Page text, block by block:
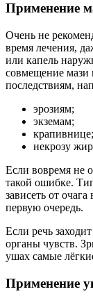
Применение
Очень не
время лечения,
или капель
совмещение мази
последствиям,
эрозиям;
экземам;
крапивнице;
некрозу
Если вовремя не
такой ошибке.
зависеть от
первую очередь.
Если речь
органы чувств.
ушах самые
Применение